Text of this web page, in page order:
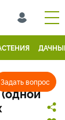
Задать вопрос